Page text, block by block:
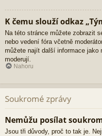
K čemu slouží odkaz
Na této stránce můžete zobrazit
nebo vedení fóra včetně
můžete najít další informace jako
moderují.
Nahoru
Soukromé zprávy
Nemůžu posílat
Jsou tři důvody, proč to tak je.